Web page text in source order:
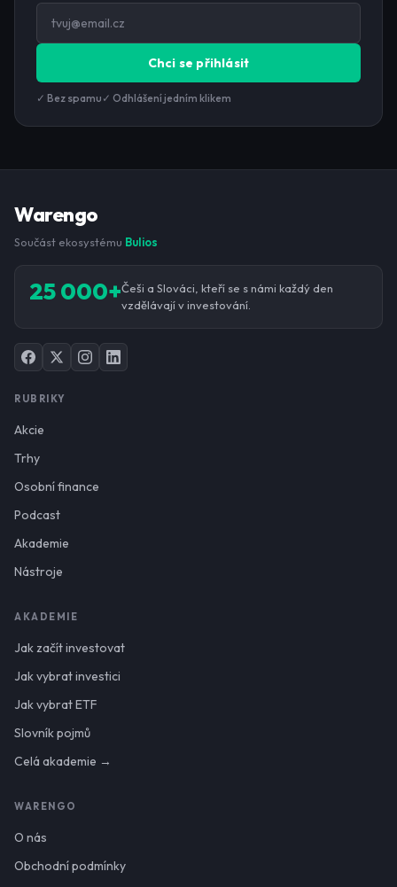
Chci se přihlásit
✓ Bez spamu ✓ Odhlášení jedním klikem
Warengo
Součást ekosystému Bulios
25 000+Češi a Slováci, kteří se s námi každý den
vzdělávají v investování.
RUBRIKY
Akcie
Trhy
Osobní finance
Podcast
Akademie
Nástroje
AKADEMIE
Jak začít investovat
Jak vybrat investici
Jak vybrat ETF
Slovník pojmů
Celá akademie →
WARENGO
O nás
Obchodní podmínky